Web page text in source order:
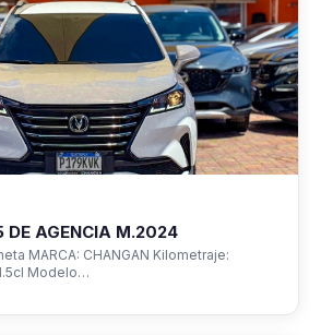
DE AGENCIA M.2024
MARCA: CHANGAN Kilometraje:
Modelo…